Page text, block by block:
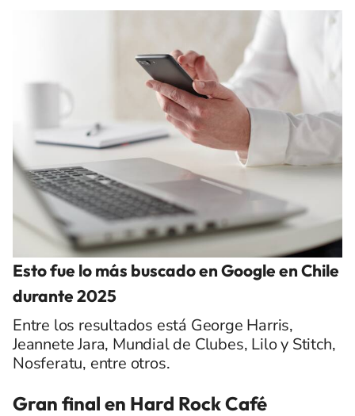
Esto fue lo más buscado en Google en Chile
durante 2025
Entre los resultados está George Harris,
Jeannete Jara, Mundial de Clubes, Lilo y Stitch,
Nosferatu, entre otros.
Gran final en Hard Rock Café